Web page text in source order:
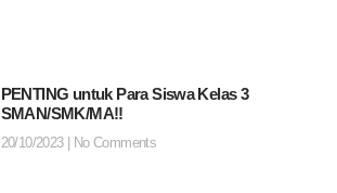
PENTING untuk Para Siswa Kelas 3
SMAN/SMK/MA!!
20/10/2023 No Comments